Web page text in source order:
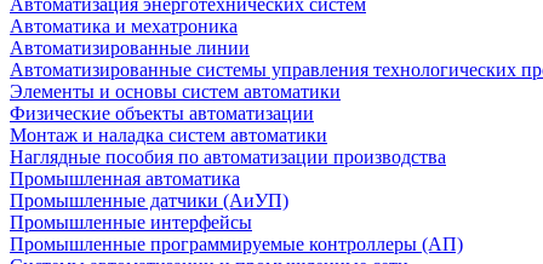
Автоматизация энерготехнических систем
Автоматика и мехатроника
Автоматизированные линии
Автоматизированные системы управления технологических
Элементы и основы систем автоматики
Физические объекты автоматизации
Монтаж и наладка систем автоматики
Наглядные пособия по автоматизации производства
Промышленная автоматика
Промышленные датчики (АиУП)
Промышленные интерфейсы
Промышленные программируемые контроллеры (АП)